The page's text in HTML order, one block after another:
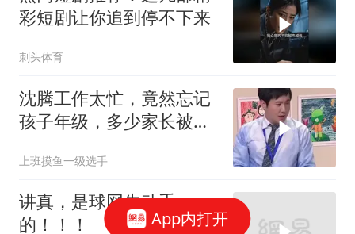
彩短剧让你追到停不下来
刺头体育
沈腾工作太忙，竟然忘记
孩子年级，多少家长被戳
上班摸鱼一级选手
讲真，是球网先动手
的！！！
App内打开